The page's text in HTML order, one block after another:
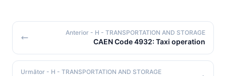
Anterior - H - TRANSPORTATION AND STORAGE
CAEN Code 4932: Taxi operation
Următor - H - TRANSPORTATION AND STORAGE